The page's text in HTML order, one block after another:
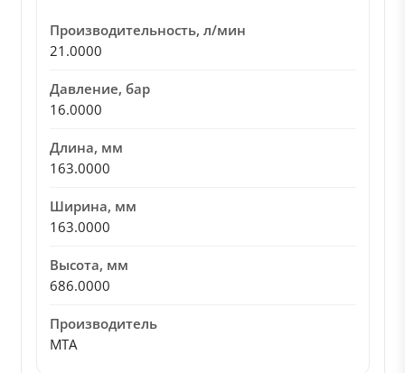
Производительность, л/мин
21.0000
Давление, бар
16.0000
Длина, мм
163.0000
Ширина, мм
163.0000
Высота, мм
686.0000
Производитель
MTA